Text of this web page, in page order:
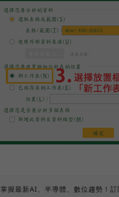
掌握最新AI、半導體、數位趨勢！